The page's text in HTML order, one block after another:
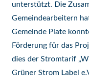
unterstützt. Die
Gemeindearbeitern
Gemeinde Plate
Förderung für das
dies der Stromtarif
Grüner Strom Label